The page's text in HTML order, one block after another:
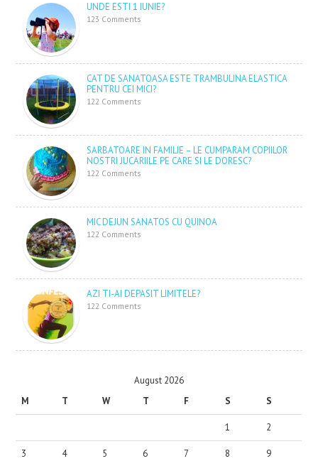
UNDE ESTI 1 IUNIE?
123 Comments
CAT DE SANATOASA ESTE TRAMBULINA ELASTICA
PENTRU CEI MICI?
122 Comments
SARBATOARE IN FAMILIE – LE CUMPARAM COPIILOR
NOSTRI JUCARIILE PE CARE SI LE DORESC?
122 Comments
MIC DEJUN SANATOS CU QUINOA
122 Comments
AZI TI-AI DEPASIT LIMITELE?
122 Comments
August 2026
M
T W T F S S
1 2
3 4 5 6 7 8 9